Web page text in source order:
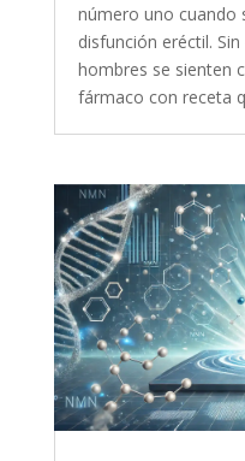
número uno cuando
disfunción eréctil.
hombres se sienten
fármaco con receta